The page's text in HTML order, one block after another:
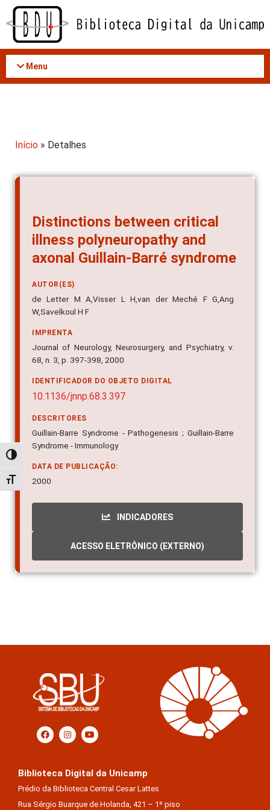
Acessar
conteúdo
Alternar alto contraste
Alternar tamanho da fonte
Menu
Início » Detalhes
Distinctions between critical
illness polyneuropathy and
axonal Guillain-Barré syndrome
AUTOR(ES)
de Letter M A,Visser L H,van der Meché F G,Ang
W,Savelkoul H F
IMPRENTA
Journal of Neurology, Neurosurgery, and Psychiatry, v.
68, n. 3, p. 397-398, 2000
IDENTIFICADOR DO OBJETO DIGITAL
10.1136/jnnp.68.3.397
DESCRITORES
Guillain-Barre Syndrome - Pathogenesis ; Guillain-Barre
Syndrome - Immunology
DATA DE PUBLICAÇÃO:
2000
INDICADORES
ACESSO ELETRÔNICO (EXTERNO)
Biblioteca Digital da Unicamp
Prédio da Biblioteca Central Cesar Lattes
Rua Sérgio Buarque de Holanda, 421 – 1º piso